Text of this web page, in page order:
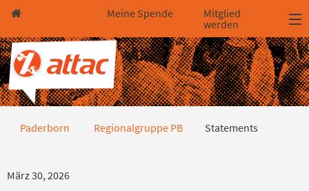
Direkt zum Hauptinhalt springen
Direkt zur Haupt-Navigation springen
Direkt zur Service-Navigation springen
Direkt zur Footer-Navigation springen
Direkt zum Footerinhalt springen
Meine Spende
Mitglied
werden
Statements
Paderborn Regionalgruppe PB Statements
März 30, 2026